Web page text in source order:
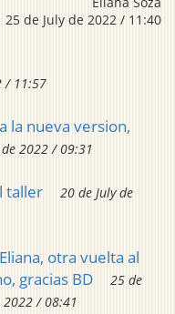
25 de July de 2022 / 11:40
/ 11:57
la nueva version,
2022 / 09:31
taller
20 de July de
otra vuelta al
gracias BD
25 de
2022 / 08:41